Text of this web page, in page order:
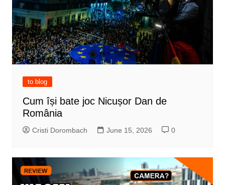
to blog
Cum își bate joc Nicușor Dan de
România
Cristi Dorombach June 15, 2026 0